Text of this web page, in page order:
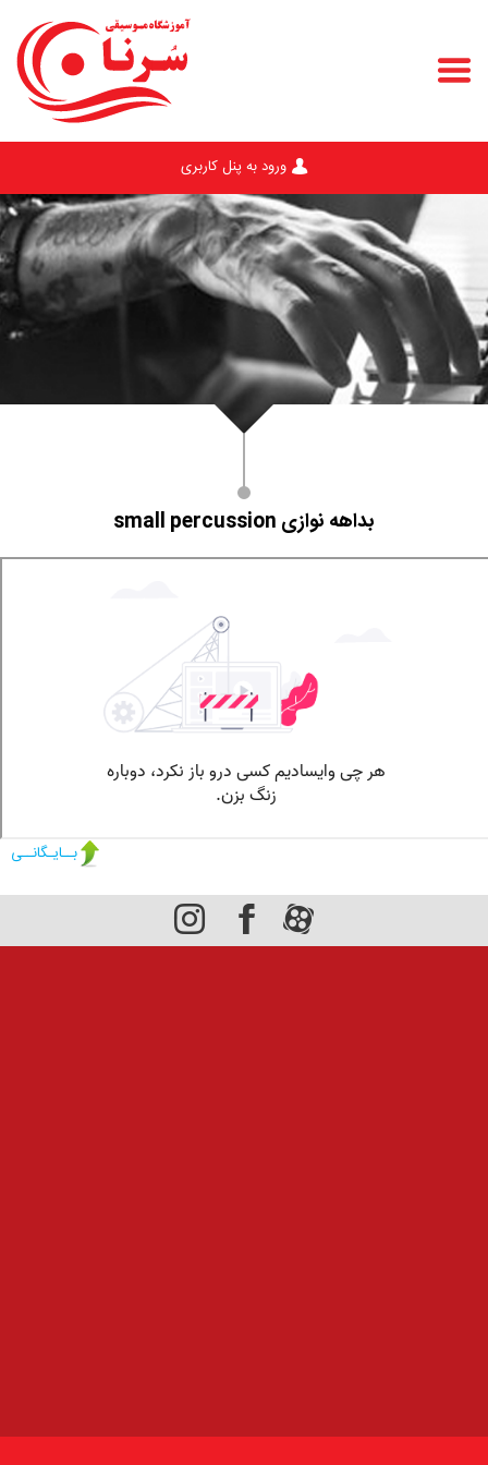
ورود به پنل کاربری
بداهه نوازی small percussion
بــایـگانــی